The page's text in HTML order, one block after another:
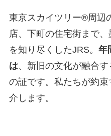
東京スカイツリー®周辺
店、下町の住宅街まで
を知り尽くしたJRS。 年
は、新旧の文化が融合
の証です。私たちが約
介します。